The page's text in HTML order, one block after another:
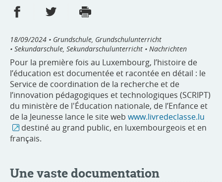
Partager sur Facebook
Partager sur Twitter
18/09/2024 • Grundschule, Grundschulunterricht
• Sekundarschule, Sekundarschulunterricht • Nachrichten
Pour la première fois au Luxembourg, l’histoire de
l’éducation est documentée et racontée en détail : le
Service de coordination de la recherche et de
l’innovation pédagogiques et technologiques (SCRIPT)
du ministère de l'Éducation nationale, de l’Enfance et
de la Jeunesse lance le site web www.livredeclasse.lu
destiné au grand public, en luxembourgeois et en
français.
Une vaste documentation